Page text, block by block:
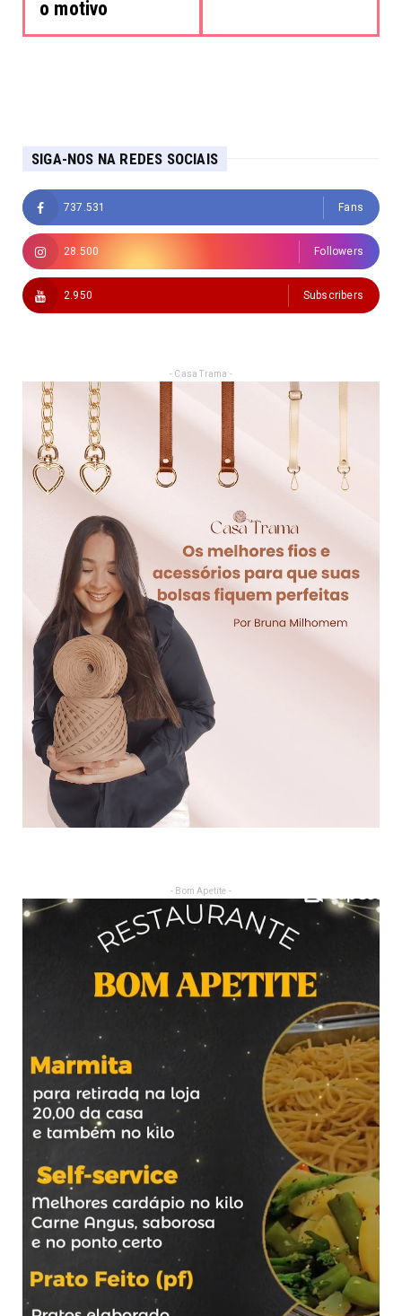
o motivo
SIGA-NOS NA REDES SOCIAIS
737.531 Fans
28.500 Followers
2.950 Subscribers
- Casa Trama -
- Bom Apetite -